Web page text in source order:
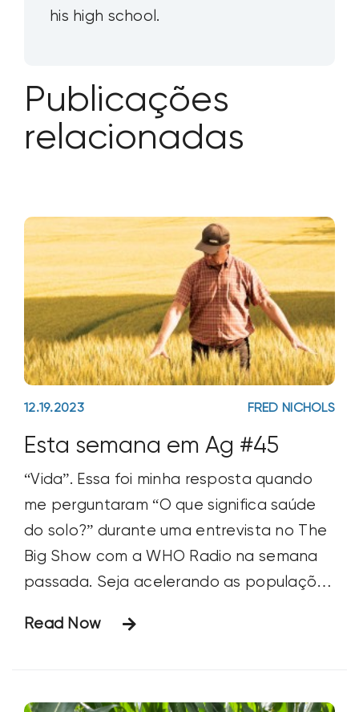
his high school.
Publicações
relacionadas
12.19.2023 FRED NICHOLS
Esta semana em Ag #45
“Vida”. Essa foi minha resposta quando
me perguntaram “O que significa saúde
do solo?” durante uma entrevista no The
Big Show com a WHO Radio na semana
passada. Seja acelerando as populações
comunidades biológicas diversas ou
Read Now